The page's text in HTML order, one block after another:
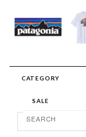
CATEGORY
SALE